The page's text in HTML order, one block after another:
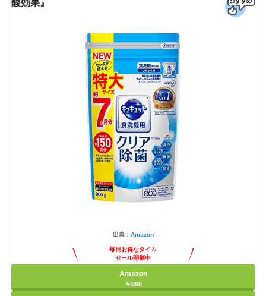
酸効果』
出典： Amazon
毎日お得なタイム
セール開催中
Amazon
￥890